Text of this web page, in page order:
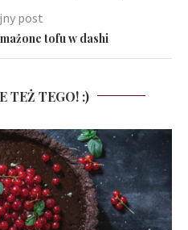
post
tofu w dashi
TEŻ TEGO! :)